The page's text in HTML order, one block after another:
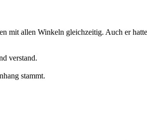
mit allen Winkeln gleichzeitig. Auch er
verstand.
stammt.